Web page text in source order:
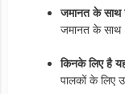
जमानत के
जमानत के साथ
किनके लिए है
पालकों के लिए